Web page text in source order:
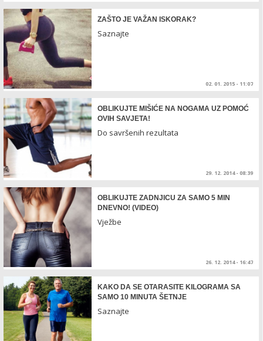
ZAŠTO JE VAŽAN ISKORAK?
Saznajte
02. 01. 2015 - 11:07
OBLIKUJTE MIŠIĆE NA NOGAMA UZ POMOĆ
OVIH SAVJETA!
Do savršenih rezultata
29. 12. 2014 - 08:39
OBLIKUJTE ZADNJICU ZA SAMO 5 MIN
DNEVNO! (VIDEO)
Vježbe
26. 12. 2014 - 16:47
KAKO DA SE OTARASITE KILOGRAMA SA
SAMO 10 MINUTA ŠETNJE
Saznajte